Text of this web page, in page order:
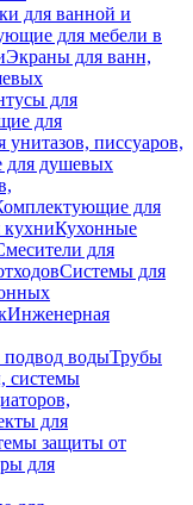
для ванной и
для мебели в
Экраны для ванн,
для
для
писсуаров,
душевых
для
кухниКухонные
для
Системы для
Инженерная
водыТрубы
системы
для
защиты от
для